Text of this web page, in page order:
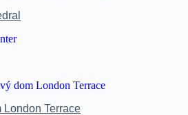
London Terrace